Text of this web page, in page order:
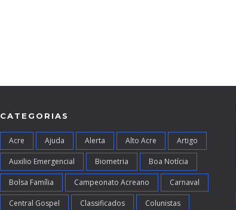
CATEGORIAS
Acre Ajuda Alerta Alto Acre Artigo
Auxilio Emergencial Biometria Boa Notícia
Bolsa Família Campeonato Acreano Carnaval
Central Gospel Classificados Colunistas